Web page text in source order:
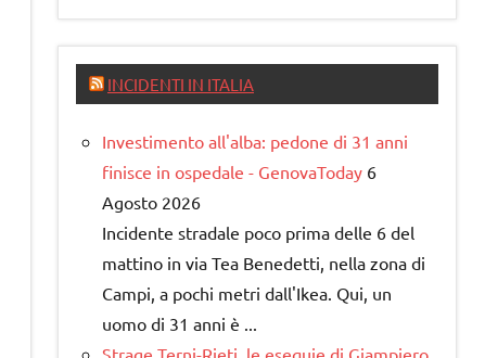
INCIDENTI IN ITALIA
Investimento all'alba: pedone di 31 anni
finisce in ospedale - GenovaToday 6
Agosto 2026
Incidente stradale poco prima delle 6 del
mattino in via Tea Benedetti, nella zona di
Campi, a pochi metri dall'Ikea. Qui, un
uomo di 31 anni è ...